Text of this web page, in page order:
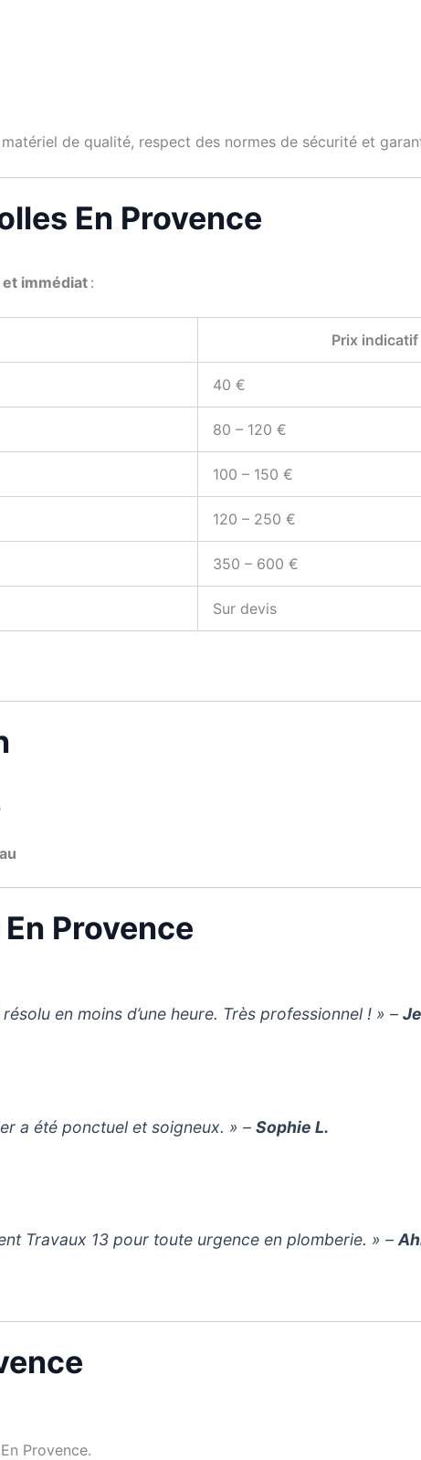
de qualité, respect des normes de sécurité et
En Provence
immédiat :
Prix indicatif
40 €
80 – 120 €
100 – 150 €
120 – 250 €
350 – 600 €
Sur devis
Provence
en moins d’une heure. Très professionnel ! » –
a été ponctuel et soigneux. » –Sophie L.
Travaux 13 pour toute urgence en plomberie. » –
Provence.